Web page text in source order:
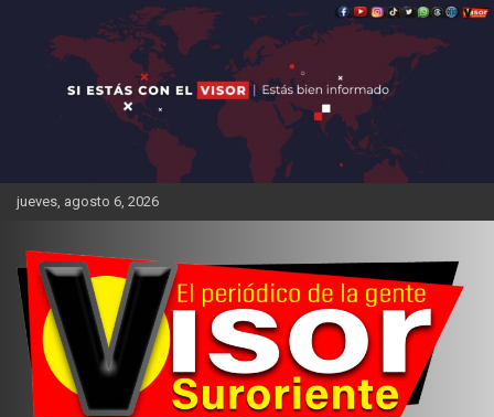
contenido
jueves, agosto 6, 2026